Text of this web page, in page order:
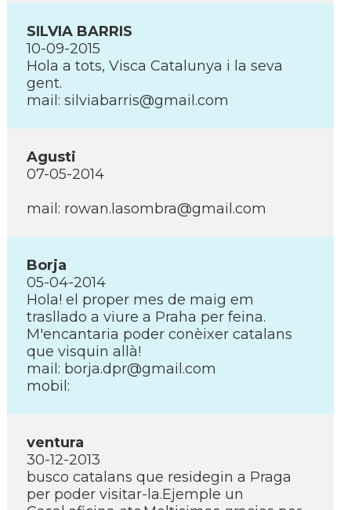
SILVIA BARRIS
10-09-2015
Hola a tots, Visca Catalunya i la seva
gent.
mail: silviabarris@gmail.com
Agusti
07-05-2014
mail: rowan.lasombra@gmail.com
Borja
05-04-2014
Hola! el proper mes de maig em
trasllado a viure a Praha per feina.
M'encantaria poder conèixer catalans
que visquin allà!
mail: borja.dpr@gmail.com
mobil:
ventura
30-12-2013
busco catalans que residegin a Praga
per poder visitar-la.Ejemple un